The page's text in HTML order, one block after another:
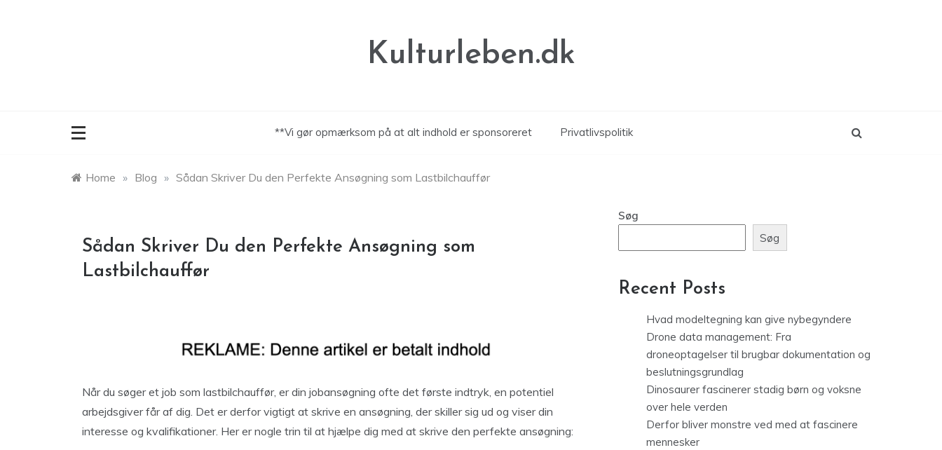
Kulturleben.dk
**Vi gør opmærksom på at alt indhold er sponsoreret Privatlivspolitik
Home » Blog » Sådan Skriver Du den Perfekte Ansøgning som Lastbilchauffør
Sådan Skriver Du den Perfekte Ansøgning som
Lastbilchauffør
Når du søger et job som lastbilchauffør, er din jobansøgning ofte det første indtryk, en potentiel
arbejdsgiver får af dig. Det er derfor vigtigt at skrive en ansøgning, der skiller sig ud og viser din
interesse og kvalifikationer. Her er nogle trin til at hjælpe dig med at skrive den perfekte ansøgning:
Søg
Søg
Recent Posts
Hvad modeltegning kan give nybegyndere
Drone data management: Fra
droneoptagelser til brugbar dokumentation og
beslutningsgrundlag
Dinosaurer fascinerer stadig børn og voksne
over hele verden
Derfor bliver monstre ved med at fascinere
mennesker